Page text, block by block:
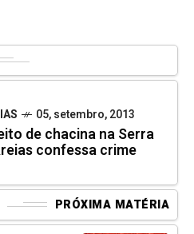
05, setembro, 2013
de chacina na Serra
confessa crime
PRÓXIMA MATÉRIA